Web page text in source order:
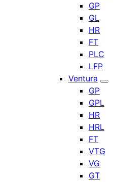
GP
GL
HR
FT
PLC
LFP
Ventura
GP
GPL
HR
HRL
FT
VTG
VG
GT